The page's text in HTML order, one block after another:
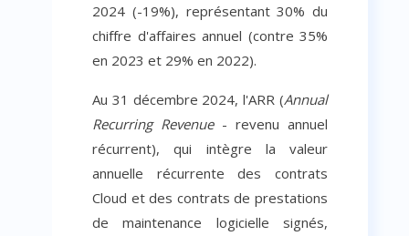
2024 (-19%), représentant 30% du
chiffre d'affaires annuel (contre 35%
en 2023 et 29% en 2022).
Au 31 décembre 2024, l'ARR (Annual
Recurring Revenue- revenu annuel
récurrent), qui intègre la valeur
annuelle récurrente des contrats
Cloud et des contrats de prestations
de maintenance logicielle signés,